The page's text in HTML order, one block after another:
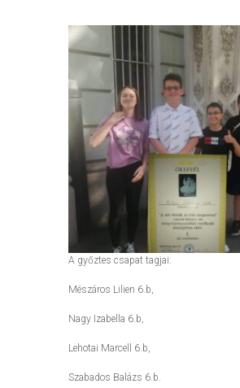
A győztes csapat tagjai:
Mészáros Lilien 6.b,
Nagy Izabella 6.b,
Lehotai Marcell 6.b,
Szabados Balázs 6.b.